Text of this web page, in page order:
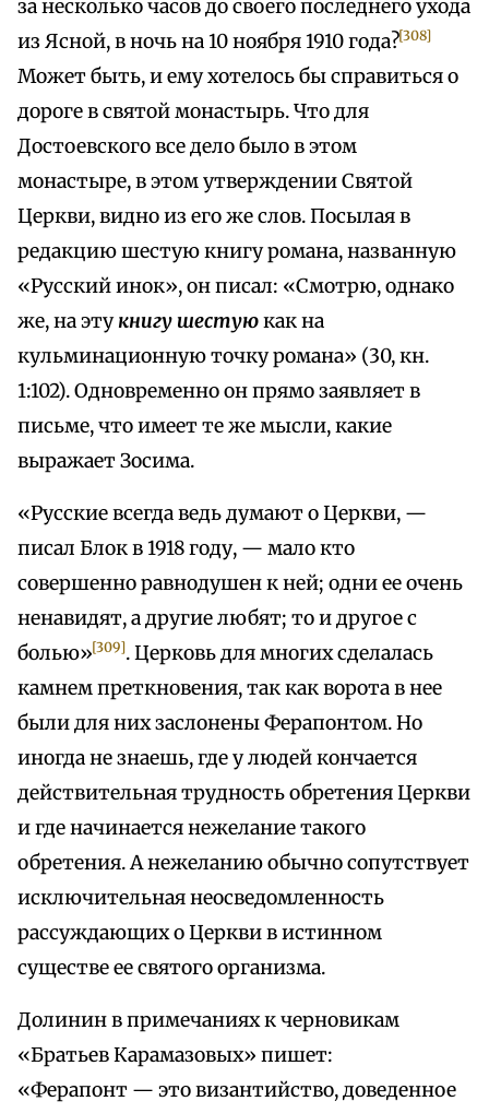
за несколько часов до своего последнего ухода
из Ясной, в ночь на 10 ноября 1910 года?[308]
Может быть, и ему хотелось бы справиться о
дороге в святой монастырь. Что для
Достоевского все дело было в этом
монастыре, в этом утверждении Святой
Церкви, видно из его же слов. Посылая в
редакцию шестую книгу романа, названную
«Русский инок», он писал: «Смотрю, однако
же, на этукнигу шестуюкак на
кульминационную точку романа» (30, кн.
1:102). Одновременно он прямо заявляет в
письме, что имеет те же мысли, какие
выражает Зосима.
«Русские всегда ведь думают о Церкви, —
писал Блок в 1918 году, — мало кто
совершенно равнодушен к ней; одни ее очень
ненавидят, а другие любят; то и другое с
болью»[309]. Церковь для многих сделалась
камнем преткновения, так как ворота в нее
были для них заслонены Ферапонтом. Но
иногда не знаешь, где у людей кончается
действительная трудность обретения Церкви
и где начинается нежелание такого
обретения. А нежеланию обычно сопутствует
исключительная неосведомленность
рассуждающих о Церкви в истинном
существе ее святого организма.
Долинин в примечаниях к черновикам
«Братьев Карамазовых» пишет:
«Ферапонт — это византийство, доведенное